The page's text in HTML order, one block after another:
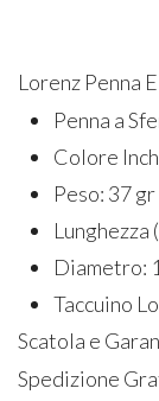
Lorenz Penna
Penna a
Colore
Peso: 37 gr
Lunghezza
Diametro:
Taccuino
Scatola e
Spedizione